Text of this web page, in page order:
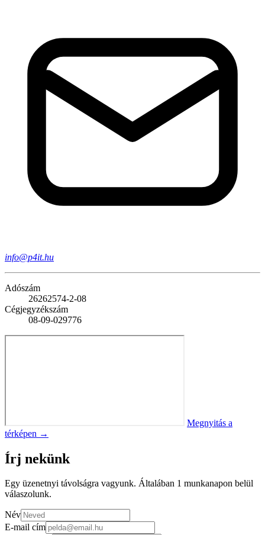
info@p4it.hu
Adószám
26262574-2-08
Cégjegyzékszám
08-09-029776
Megnyitás a
térképen →
Írj nekünk
Egy üzenetnyi távolságra vagyunk. Általában 1 munkanapon belül
válaszolunk.
Név
E-mail cím